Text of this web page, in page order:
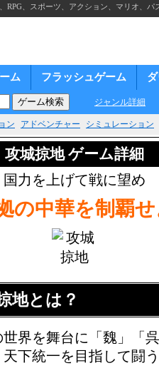
RPG、スポーツ、アクション、マリオ、
ム フラッシュゲーム
ジャンル詳細
ン アドベンチャー シミュレーション
攻城掠地 ゲーム詳細
国力を上げて戦に望め
の中華を制覇
地とは？
界を舞台に「魏」「
下統一を目指して闘